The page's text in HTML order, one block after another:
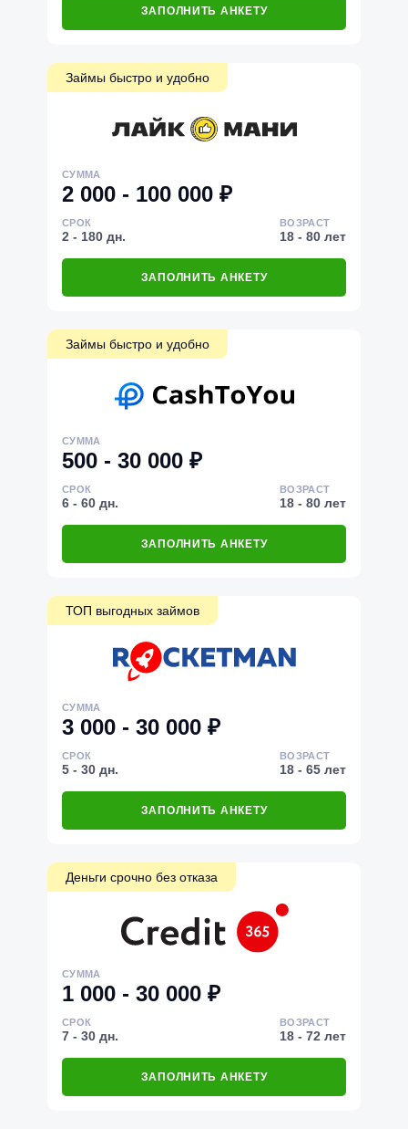
ЗАПОЛНИТЬ АНКЕТУ
Займы быстро и удобно
СУММА
2 000 - 100 000 ₽
СРОК
2 - 180 дн.
ВОЗРАСТ
18 - 80 лет
ЗАПОЛНИТЬ АНКЕТУ
Займы быстро и удобно
СУММА
500 - 30 000 ₽
СРОК
6 - 60 дн.
ВОЗРАСТ
18 - 80 лет
ЗАПОЛНИТЬ АНКЕТУ
ТОП выгодных займов
СУММА
3 000 - 30 000 ₽
СРОК
5 - 30 дн.
ВОЗРАСТ
18 - 65 лет
ЗАПОЛНИТЬ АНКЕТУ
Деньги срочно без отказа
СУММА
1 000 - 30 000 ₽
СРОК
7 - 30 дн.
ВОЗРАСТ
18 - 72 лет
ЗАПОЛНИТЬ АНКЕТУ